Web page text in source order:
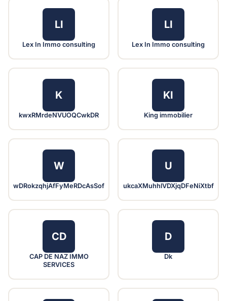
LI
Lex In Immo consulting
LI
Lex In Immo consulting
K
kwxRMrdeNVUOQCwkDR
KI
King immobilier
W
wDRokzqhjAfFyMeRDcAsSof
U
ukcaXMuhhlVDXjqDFeNiXtbf
CD
CAP DE NAZ IMMO
SERVICES
D
Dk